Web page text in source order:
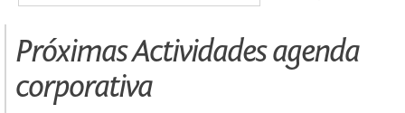
Próximas Actividades agenda
corporativa